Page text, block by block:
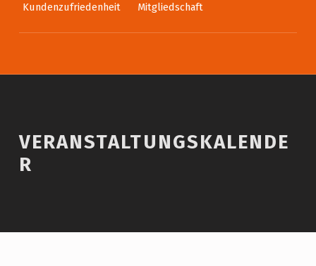
Kundenzufriedenheit
Mitgliedschaft
VERANSTALTUNGSKALENDE
R